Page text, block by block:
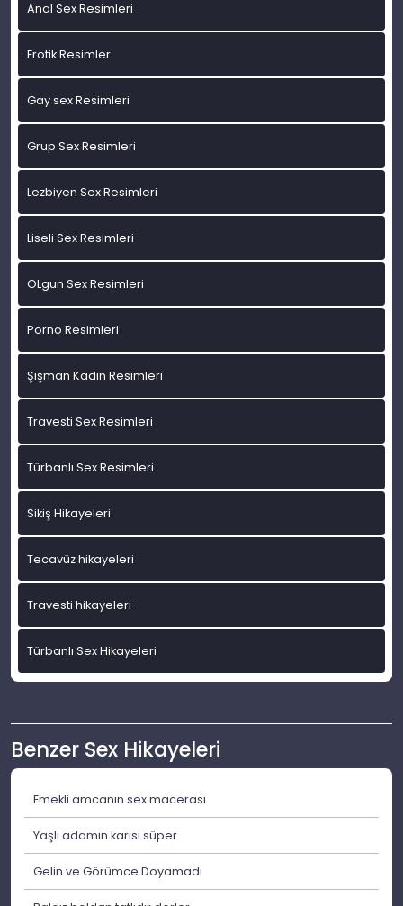
Anal Sex Resimleri
Erotik Resimler
Gay sex Resimleri
Grup Sex Resimleri
Lezbiyen Sex Resimleri
Liseli Sex Resimleri
OLgun Sex Resimleri
Porno Resimleri
Şişman Kadın Resimleri
Travesti Sex Resimleri
Türbanlı Sex Resimleri
Sikiş Hikayeleri
Tecavüz hikayeleri
Travesti hikayeleri
Türbanlı Sex Hikayeleri
Benzer Sex Hikayeleri
Emekli amcanın sex macerası
Yaşlı adamın karısı süper
Gelin ve Görümce Doyamadı